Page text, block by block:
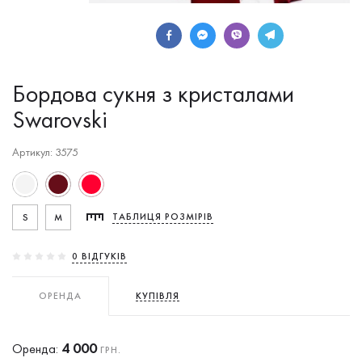
Бордова сукня з кристалами
Swarovski
Артикул: 3575
S M ТАБЛИЦЯ РОЗМІРІВ
0 ВIДГУКIВ
ОРЕНДА КУПІВЛЯ
Оренда: 4 000ГРН.